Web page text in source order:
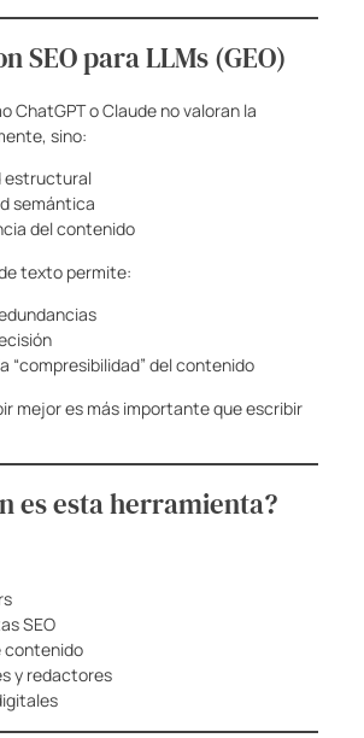
SEO para LLMs (GEO)
ChatGPT o Claude no valoran la
sino:
estructural
semántica
del contenido
texto permite:
“compresibilidad” del contenido
mejor es más importante que escribir
es esta herramienta?
SEO
contenido
y redactores